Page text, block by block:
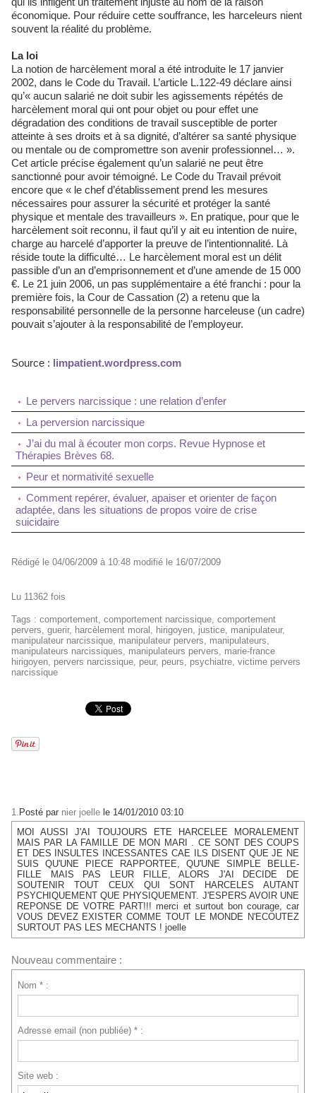
économique. Pour réduire cette souffrance, les harceleurs nient
souvent la réalité du problème.
La loi
La notion de harcèlement moral a été introduite le 17 janvier
2002, dans le Code du Travail. L’article L.122-49 déclare ainsi
qu’« aucun salarié ne doit subir les agissements répétés de
harcèlement moral qui ont pour objet ou pour effet une
dégradation des conditions de travail susceptible de porter
atteinte à ses droits et à sa dignité, d’altérer sa santé physique
ou mentale ou de compromettre son avenir professionnel… ».
Cet article précise également qu’un salarié ne peut être
sanctionné pour avoir témoigné. Le Code du Travail prévoit
encore que « le chef d’établissement prend les mesures
nécessaires pour assurer la sécurité et protéger la santé
physique et mentale des travailleurs ». En pratique, pour que le
harcèlement soit reconnu, il faut qu’il y ait eu intention de nuire,
charge au harcelé d’apporter la preuve de l’intentionnalité. Là
réside toute la difficulté… Le harcèlement moral est un délit
passible d’un an d’emprisonnement et d’une amende de 15 000
€. Le 21 juin 2006, un pas supplémentaire a été franchi : pour la
première fois, la Cour de Cassation (2) a retenu que la
responsabilité personnelle de la personne harceleuse (un cadre)
pouvait s’ajouter à la responsabilité de l’employeur.
Source : limpatient.wordpress.com
Le pervers narcissique : une relation d’enfer
La perversion narcissique
J’ai du mal à écouter mon corps. Revue Hypnose et
Thérapies Brèves 68.
Peur et normativité sexuelle
Comment repérer, évaluer, apaiser et orienter de façon
adaptée, dans les situations de propos voire de crise
suicidaire
Rédigé le 04/06/2009 à 10:48 modifié le 16/07/2009
Lu 11362 fois
Tags : comportement, comportement narcissique, comportement
pervers, guerir, harcèlement moral , hirigoyen, justice, manipulateur,
manipulateur narcissique, manipulateur pervers, manipulateurs,
manipulateurs narcissiques, manipulateurs pervers, marie-france
hirigoyen, pervers narcissique, peur, peurs, psychiatre, victime pervers
narcissique
1. Posté par nier joelle le 14/01/2010 03:10
MOI AUSSI J'AI TOUJOURS ETE HARCELEE MORALEMENT
MAIS PAR LA FAMILLE DE MON MARI . CE SONT DES COUPS
ET DES INSULTES INCESSANTES CAE ILS DISENT QUE JE NE
SUIS QU'UNE PIECE RAPPORTEE, QU'UNE SIMPLE BELLE-
FILLE MAIS PAS LEUR FILLE, ALORS J'AI DECIDE DE
SOUTENIR TOUT CEUX QUI SONT HARCELES AUTANT
PSYCHIQUEMENT QUE PHYSIQUEMENT. J'ESPERS AVOIR UNE
REPONSE DE VOTRE PART!!! merci et surtout bon courage, car
VOUS DEVEZ EXISTER COMME TOUT LE MONDE N'ECOUTEZ
SURTOUT PAS LES MECHANTS ! joelle
Nouveau commentaire :
Nom * :
Adresse email (non publiée) * :
Site web :